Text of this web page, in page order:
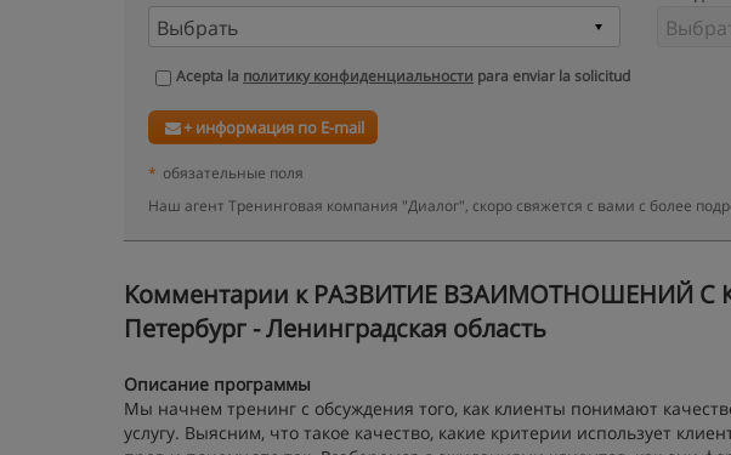
Acepta la политику конфиденциальности para enviar la solicitud
+ информация по E-mail
* обязательные поля
Наш агент Тренинговая компания "Диалог", скоро свяжется с вами с более
Kомментарии к РАЗВИТИЕ ВЗАИМОТНОШЕНИЙ С
Петербург - Ленинградская область
Описание программы
Мы начнем тренинг с обсуждения того, как клиенты понимают
услугу. Выясним, что такое качество, какие критерии использует